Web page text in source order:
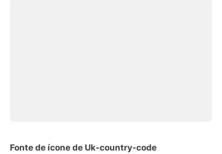
Fonte de ícone de Uk-country-code